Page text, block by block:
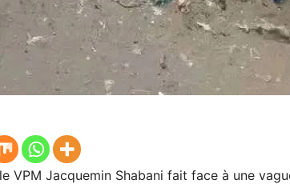
VPM Jacquemin Shabani fait face à une